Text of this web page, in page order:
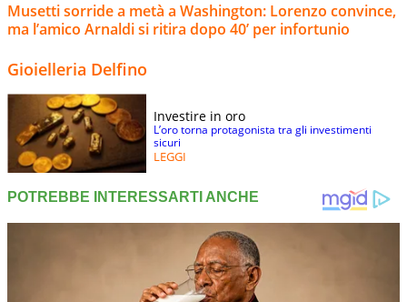
Musetti sorride a metà a Washington: Lorenzo convince,
ma l’amico Arnaldi si ritira dopo 40’ per infortunio
Gioielleria Delfino
Investire in oro
L’oro torna protagonista tra gli investimenti
sicuri
LEGGI